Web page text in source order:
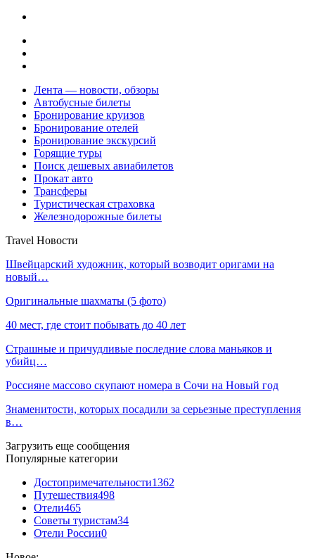
Лента — новости, обзоры
Автобусные билеты
Бронирование круизов
Бронирование отелей
Бронирование экскурсий
Горящие туры
Поиск дешевых авиабилетов
Прокат авто
Трансферы
Туристическая страховка
Железнодорожные билеты
Travel Новости
Швейцарский художник, который возводит оригами на
новый…
Оригинальные шахматы (5 фото)
40 мест, где стоит побывать до 40 лет
Страшные и причудливые последние слова маньяков и
убийц…
Россияне массово скупают номера в Сочи на Новый год
Знаменитости, которых посадили за серьезные преступления
в…
Загрузить еще сообщения
Популярные категории
Достопримечательности1362
Путешествия498
Отели465
Советы туристам34
Отели России0